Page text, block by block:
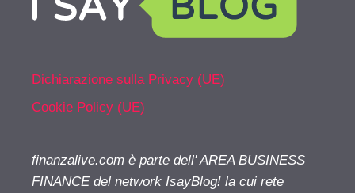
Dichiarazione sulla Privacy (UE)
Cookie Policy (UE)
finanzalive.com è parte dell' AREA BUSINESS
FINANCE del network IsayBlog! la cui rete